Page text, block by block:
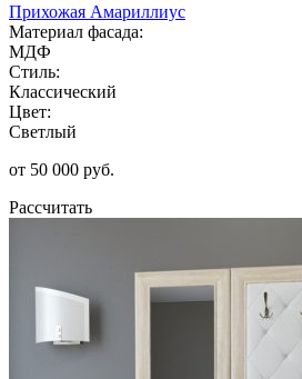
Прихожая Амариллиус
Материал фасада:
МДФ
Стиль:
Классический
Цвет:
Светлый
от 50 000 руб.
Рассчитать